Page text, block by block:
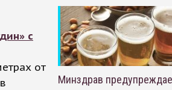
с
от
Минздрав